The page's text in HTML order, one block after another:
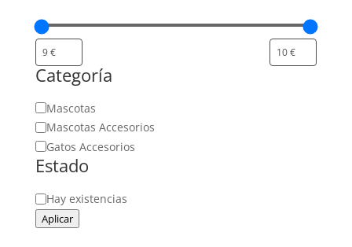
Categoría
Categoría
Mascotas
Mascotas Accesorios
Gatos Accesorios
Estado
Estado
Hay existencias
Aplicar